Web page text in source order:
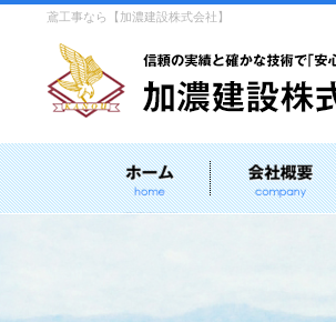
鳶工事なら【加濃建設株式会社】